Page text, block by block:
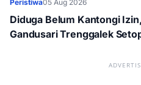
Peristiwa05 Aug 2026
Diduga Belum Kantongi
Gandusari Trenggalek